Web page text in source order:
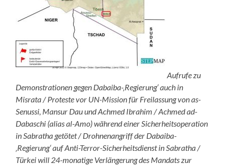
Aufrufe zu
Demonstrationen gegen Dabaiba-‚Regierung‘ auch in
Misrata / Proteste vor UN-Mission für Freilassung von as-
Senussi, Mansur Dau und Achmed Ibrahim / Achmed ad-
Dabaschi (alias al-Amo) während einer Sicherheitsoperation
in Sabratha getötet / Drohnenangriff der Dabaiba-
‚Regierung‘ auf Anti-Terror-Sicherheitsdienst in Sabratha /
Türkei will 24-monatige Verlängerung des Mandats zur